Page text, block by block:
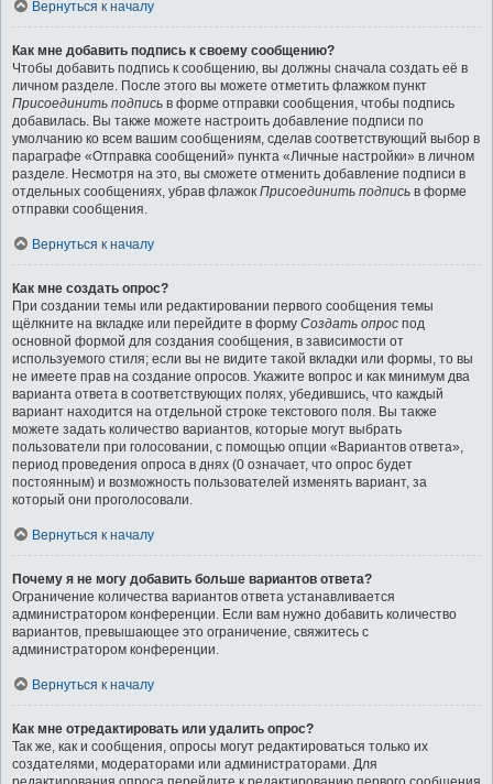
Вернуться к началу
Как мне добавить подпись к своему сообщению?
Чтобы добавить подпись к сообщению, вы должны сначала создать её в
личном разделе. После этого вы можете отметить флажком пункт
Присоединить подпись в форме отправки сообщения, чтобы подпись
добавилась. Вы также можете настроить добавление подписи по
умолчанию ко всем вашим сообщениям, сделав соответствующий выбор в
параграфе «Отправка сообщений» пункта «Личные настройки» в личном
разделе. Несмотря на это, вы сможете отменить добавление подписи в
отдельных сообщениях, убрав флажок Присоединить подпись в форме
отправки сообщения.
Вернуться к началу
Как мне создать опрос?
При создании темы или редактировании первого сообщения темы
щёлкните на вкладке или перейдите в форму Создать опрос под
основной формой для создания сообщения, в зависимости от
используемого стиля; если вы не видите такой вкладки или формы, то вы
не имеете прав на создание опросов. Укажите вопрос и как минимум два
варианта ответа в соответствующих полях, убедившись, что каждый
вариант находится на отдельной строке текстового поля. Вы также
можете задать количество вариантов, которые могут выбрать
пользователи при голосовании, с помощью опции «Вариантов ответа»,
период проведения опроса в днях (0 означает, что опрос будет
постоянным) и возможность пользователей изменять вариант, за
который они проголосовали.
Вернуться к началу
Почему я не могу добавить больше вариантов ответа?
Ограничение количества вариантов ответа устанавливается
администратором конференции. Если вам нужно добавить количество
вариантов, превышающее это ограничение, свяжитесь с
администратором конференции.
Вернуться к началу
Как мне отредактировать или удалить опрос?
Так же, как и сообщения, опросы могут редактироваться только их
создателями, модераторами или администраторами. Для